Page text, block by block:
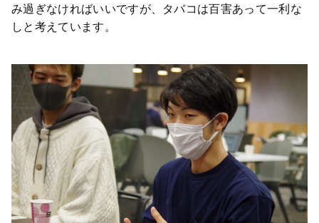
み過ぎなければいいですが、タバコは百害あって一利な
しと考えています。